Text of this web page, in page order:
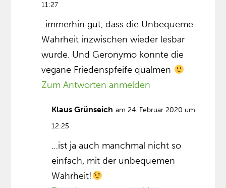
11:27
..immerhin gut, dass die Unbequeme
Wahrheit inzwischen wieder lesbar
wurde. Und Geronymo konnte die
vegane Friedenspfeife qualmen
Zum Antworten anmelden
Klaus Grünseich am 24. Februar 2020 um
12:25
…ist ja auch manchmal nicht so
einfach, mit der unbequemen
Wahrheit!